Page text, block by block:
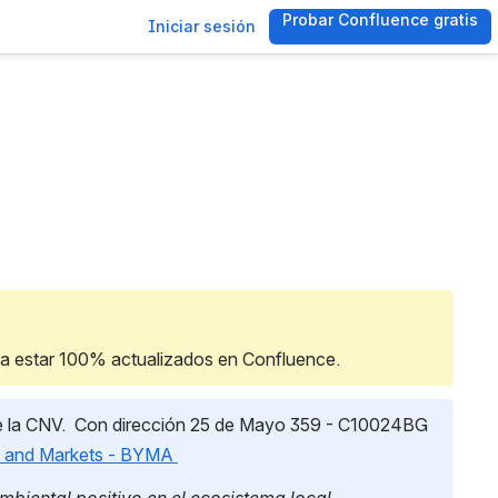
Iniciar sesión Probar Confluence gratis
, (opens new
estar 100% actualizados en Confluence.
CNV.  Con dirección 25 de Mayo 359 - C10024BG
Markets - BYMA